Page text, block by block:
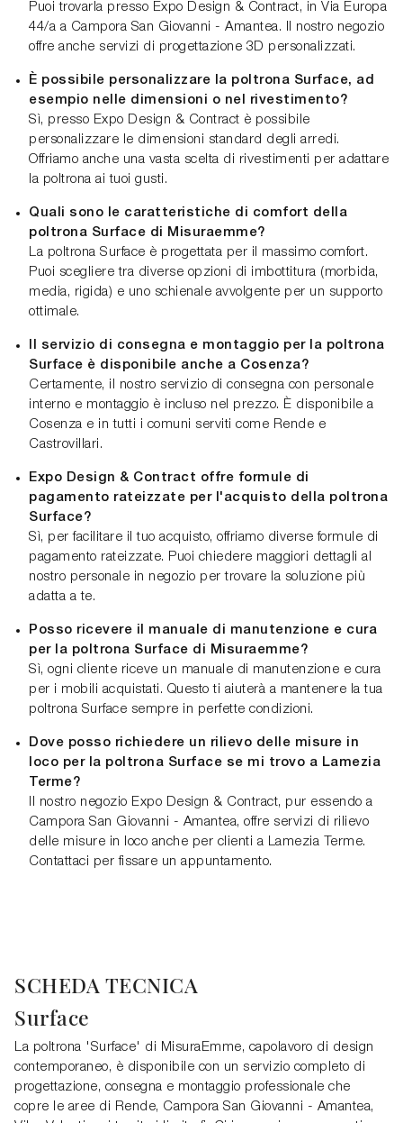
Puoi trovarla presso Expo Design & Contract, in Via Europa
44/a a Campora San Giovanni - Amantea. Il nostro negozio
offre anche servizi di progettazione 3D personalizzati.
È possibile personalizzare la poltrona Surface, ad
esempio nelle dimensioni o nel rivestimento?
Sì, presso Expo Design & Contract è possibile
personalizzare le dimensioni standard degli arredi.
Offriamo anche una vasta scelta di rivestimenti per adattare
la poltrona ai tuoi gusti.
Quali sono le caratteristiche di comfort della
poltrona Surface di Misuraemme?
La poltrona Surface è progettata per il massimo comfort.
Puoi scegliere tra diverse opzioni di imbottitura (morbida,
media, rigida) e uno schienale avvolgente per un supporto
ottimale.
Il servizio di consegna e montaggio per la poltrona
Surface è disponibile anche a Cosenza?
Certamente, il nostro servizio di consegna con personale
interno e montaggio è incluso nel prezzo. È disponibile a
Cosenza e in tutti i comuni serviti come Rende e
Castrovillari.
Expo Design & Contract offre formule di
pagamento rateizzate per l'acquisto della poltrona
Surface?
Sì, per facilitare il tuo acquisto, offriamo diverse formule di
pagamento rateizzate. Puoi chiedere maggiori dettagli al
nostro personale in negozio per trovare la soluzione più
adatta a te.
Posso ricevere il manuale di manutenzione e cura
per la poltrona Surface di Misuraemme?
Sì, ogni cliente riceve un manuale di manutenzione e cura
per i mobili acquistati. Questo ti aiuterà a mantenere la tua
poltrona Surface sempre in perfette condizioni.
Dove posso richiedere un rilievo delle misure in
loco per la poltrona Surface se mi trovo a Lamezia
Terme?
Il nostro negozio Expo Design & Contract, pur essendo a
Campora San Giovanni - Amantea, offre servizi di rilievo
delle misure in loco anche per clienti a Lamezia Terme.
Contattaci per fissare un appuntamento.
SCHEDA TECNICA
Surface
La poltrona 'Surface' di MisuraEmme, capolavoro di design
contemporaneo, è disponibile con un servizio completo di
progettazione, consegna e montaggio professionale che
copre le aree di Rende, Campora San Giovanni - Amantea,